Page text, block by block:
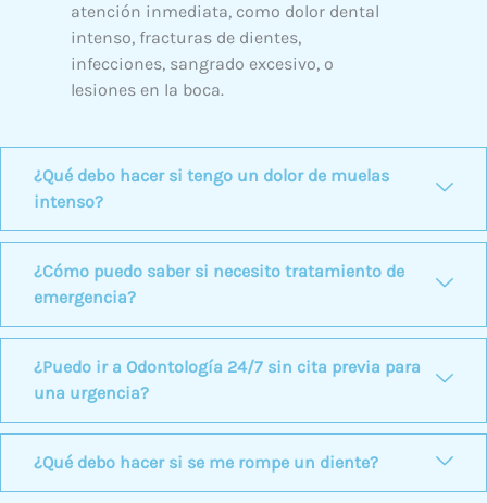
atención inmediata, como dolor dental
intenso, fracturas de dientes,
infecciones, sangrado excesivo, o
lesiones en la boca.
¿Qué debo hacer si tengo un dolor de muelas
intenso?
¿Cómo puedo saber si necesito tratamiento de
emergencia?
¿Puedo ir a Odontología 24/7 sin cita previa para
una urgencia?
¿Qué debo hacer si se me rompe un diente?